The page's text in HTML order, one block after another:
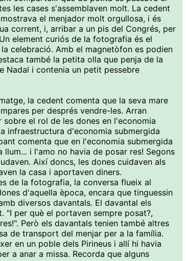
les cases s'assemblaven molt. La cedent
el menjador molt orgullosa, i és
corrent, i, arribar a un pis del Congrés, per
element curiós de la fotografia és el
celebració. Amb el magnetòfon es podien
també la petita olla que penja de la
Nadal i contenia un petit pessebre
la cedent comenta que la seva mare
per després vendre-les. Arran
el rol de les dones en l'economia
infraestructura d'economia submergida
comenta que en l'economia submergida
i l'amo no havia de posar res! Segons
Així doncs, les dones cuidaven als
la casa i aportaven diners.
de la fotografia, la conversa flueix al
d'aquella època, encara que tinguessin
diversos davantals. El davantal els
"I per què el portaven sempre posat?,
Però els davantals tenien també altres
de transport del menjar per a la família.
en un poble dels Pirineus i allí hi havia
a anar a missa. Recorda que alguns